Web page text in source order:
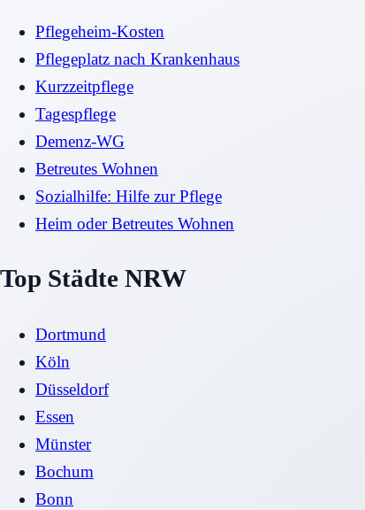
Pflegeheim-Kosten
Pflegeplatz nach Krankenhaus
Kurzzeitpflege
Tagespflege
Demenz-WG
Betreutes Wohnen
Sozialhilfe: Hilfe zur Pflege
Heim oder Betreutes Wohnen
Top Städte NRW
Dortmund
Köln
Düsseldorf
Essen
Münster
Bochum
Bonn